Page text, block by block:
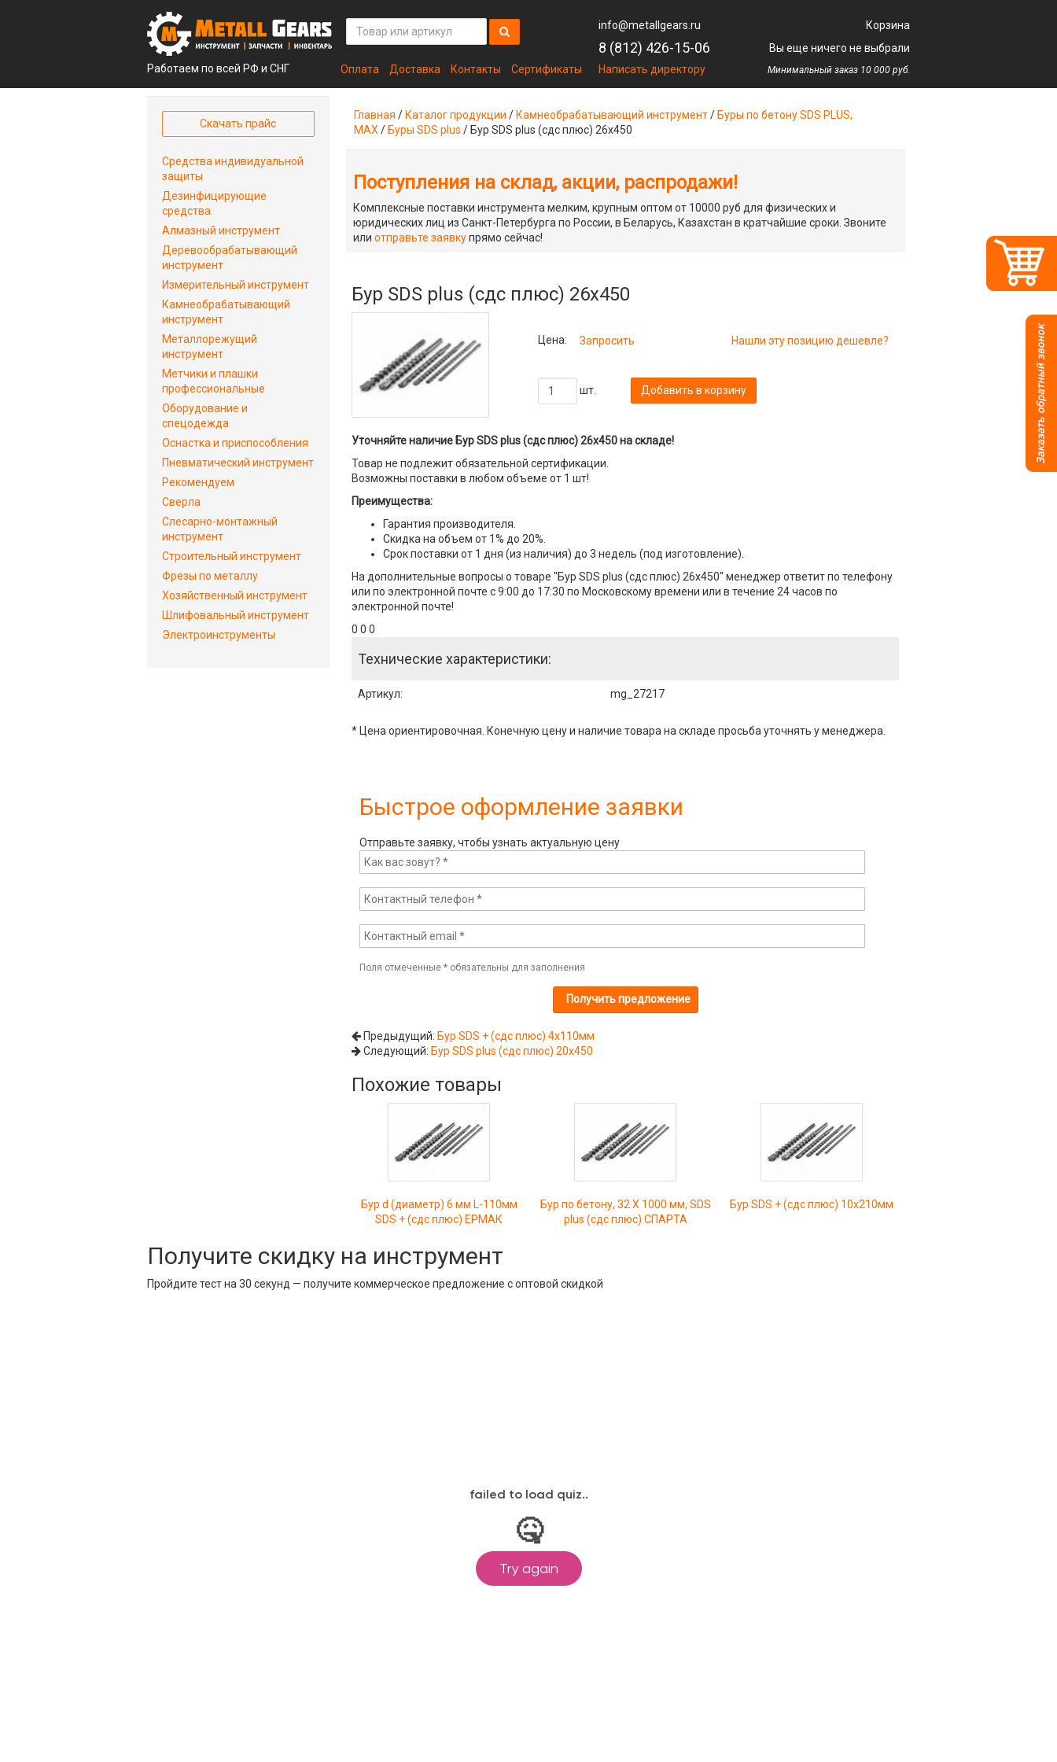
Работаем по всей РФ и СНГ Оплата Доставка Контакты Сертификаты
info@metallgears.ru
8 (812) 426-15-06
Написать директору
Корзина
Вы еще ничего не выбрали
Минимальный заказ 10 000 руб.
Главная / Каталог продукции / Камнеобрабатывающий инструмент/ Буры по бетону SDS PLUS,
MAX / Буры SDS plus / Бур SDS plus (сдс плюс) 26х450
Поступления на склад, акции, распродажи!
Комплексные поставки инструмента мелким, крупным оптом от 10000 руб для физических и
юридических лиц из Санкт-Петербурга по России, в Беларусь, Казахстан в кратчайшие сроки. Звоните
или отправьте заявкупрямо сейчас!
Бур SDS plus (сдс плюс) 26х450
Цена: Запросить Нашли эту позицию дешевле?
шт. Добавить в корзину
Уточняйте наличие Бур SDS plus (сдс плюс) 26х450 на складе!
Товар не подлежит обязательной сертификации.
Возможны поставки в любом объеме от 1 шт!
Преимущества:
Гарантия производителя.
Скидка на объем от 1% до 20%.
Срок поставки от 1 дня (из наличия) до 3 недель (под изготовление).
На дополнительные вопросы о товаре "Бур SDS plus (сдс плюс) 26х450" менеджер ответит по телефону
или по электронной почте с 9:00 до 17:30 по Московскому времени или в течение 24 часов по
электронной почте!
0 0 0
Технические характеристики:
Артикул: mg_27217
* Цена ориентировочная. Конечную цену и наличие товара на складе просьба уточнять у менеджера.
Быстрое оформление заявки
Отправьте заявку, чтобы узнать актуальную цену
Поля отмеченные *обязательны для заполнения
Предыдущий: Бур SDS + (сдс плюс) 4х110мм
Следующий: Бур SDS plus (сдс плюс) 20х450
Похожие товары
Бур d (диаметр) 6 мм L-110мм
SDS + (сдс плюс) ЕРМАК
Бур по бетону, 32 X 1000 мм, SDS
plus (сдс плюс) СПАРТА
Бур SDS + (сдс плюс) 10х210мм
Скачать прайс
Средства индивидуальной
защиты
Дезинфицирующие
средства
Алмазный инструмент
Деревообрабатывающий
инструмент
Измерительный инструмент
Камнеобрабатывающий
инструмент
Металлорежущий
инструмент
Метчики и плашки
профессиональные
Оборудование и
спецодежда
Оснастка и приспособления
Пневматический инструмент
Рекомендуем
Сверла
Слесарно-монтажный
инструмент
Строительный инструмент
Фрезы по металлу
Хозяйственный инструмент
Шлифовальный инструмент
Электроинструменты
Получите скидку на инструмент
Пройдите тест на 30 секунд — получите коммерческое предложение с оптовой скидкой